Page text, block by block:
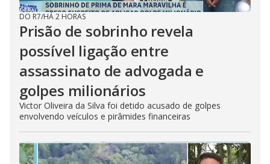
DO R7/HÁ 2 HORAS
Prisão de sobrinho revela
possível ligação entre
assassinato de advogada e
golpes milionários
Victor Oliveira da Silva foi detido acusado de golpes
envolvendo veículos e pirâmides financeiras